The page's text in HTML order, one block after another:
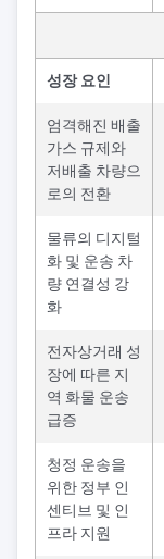
성장 요인
엄격해진 배출
가스 규제와
저배출 차량으
로의 전환
물류의 디지털
화 및 운송 차
량 연결성 강
화
전자상거래 성
장에 따른 지
역 화물 운송
급증
청정 운송을
위한 정부 인
센티브 및 인
프라 지원